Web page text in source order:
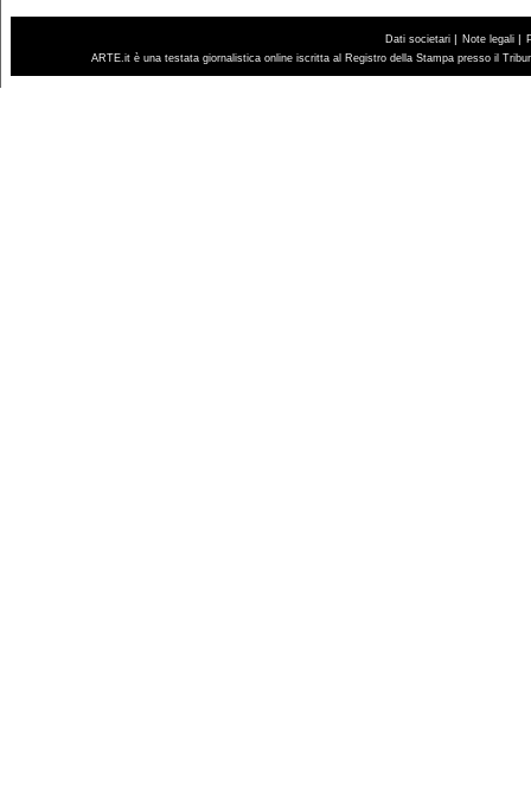
Dati societari | Note legali |
ARTE.it è una testata giornalistica online iscritta al Registro della Stampa presso il